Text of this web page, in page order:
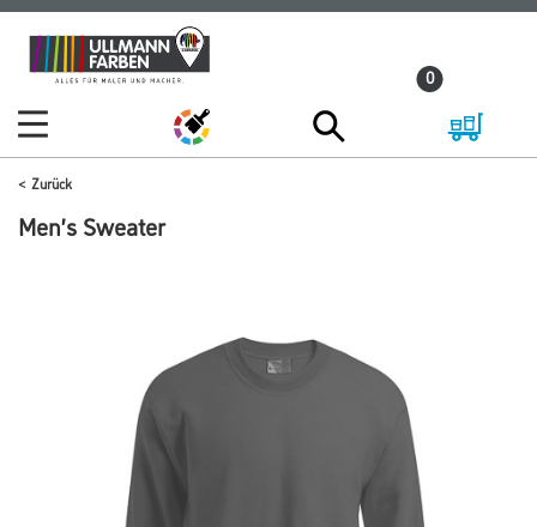
Zum
Inhalt
Zum
Navigationsmenü
0
Zurück
Men’s Sweater